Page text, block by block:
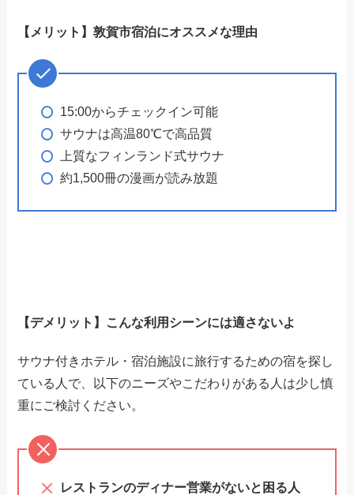
【メリット】敦賀市宿泊にオススメな理由
15:00からチェックイン可能
サウナは高温80℃で高品質
上質なフィンランド式サウナ
約1,500冊の漫画が読み放題
【デメリット】こんな利用シーンには適さないよ
サウナ付きホテル・宿泊施設に旅行するための宿を探し
ている人で、以下のニーズやこだわりがある人は少し慎
重にご検討ください。
レストランのディナー営業がないと困る人